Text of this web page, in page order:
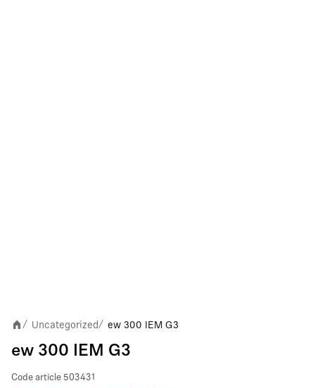
/ Uncategorized/ ew 300 IEM G3
ew 300 IEM G3
Code article 503431